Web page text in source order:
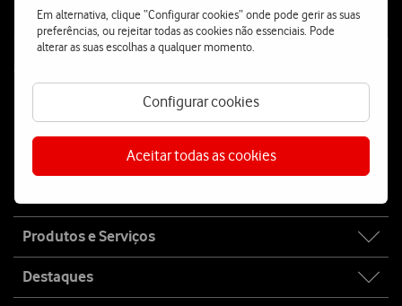
Em alternativa, clique “Configurar cookies” onde pode gerir as suas
preferências, ou rejeitar todas as cookies não essenciais. Pode
alterar as suas escolhas a qualquer momento.
Configurar cookies
Aceitar todas as cookies
Contacta-nos
Webchat
map
Produtos e Serviços
Destaques